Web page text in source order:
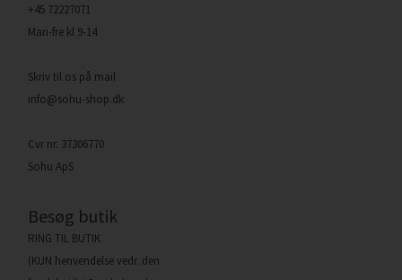
+45 72227071
Man-fre kl 9-14
Skriv til os på mail
info@sohu-shop.dk
Cvr nr. 37306770
Sohu ApS
Besøg butik
RING TIL BUTIK
(KUN henvendelse vedr. den